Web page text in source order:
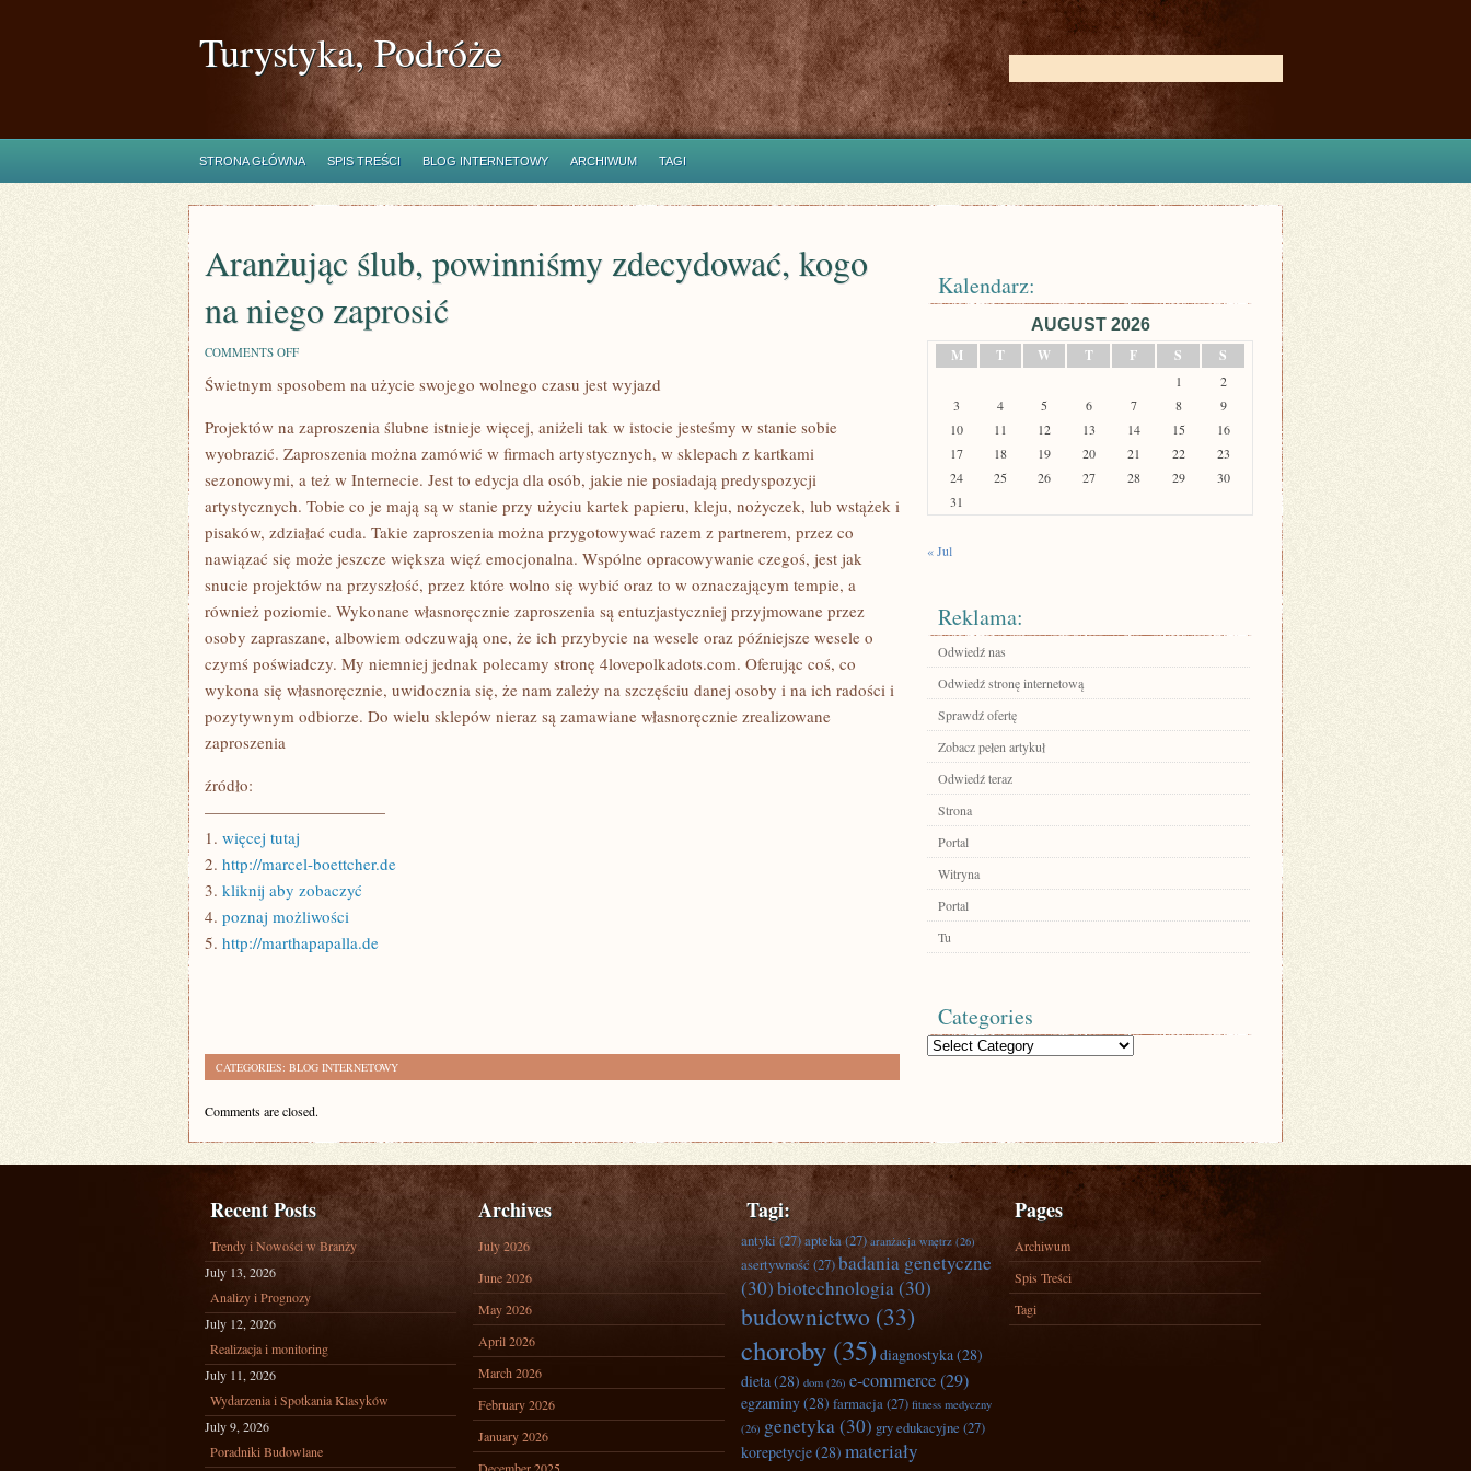
Turystyka, Podróże
STRONA GŁÓWNA SPIS TREŚCI BLOG INTERNETOWY ARCHIWUM TAGI
Aranżując ślub, powinniśmy zdecydować, kogo
na niego zaprosić
COMMENTS OFFON
ŚLUB,
KOGO
NA
NIEGO
ZAPROSIĆ
Świetnym sposobem na użycie swojego wolnego czasu jest wyjazd
Projektów na zaproszenia ślubne istnieje więcej, aniżeli tak w istocie jesteśmy w stanie sobie
wyobrazić. Zaproszenia można zamówić w firmach artystycznych, w sklepach z kartkami
sezonowymi, a też w Internecie. Jest to edycja dla osób, jakie nie posiadają predyspozycji
artystycznych. Tobie co je mają są w stanie przy użyciu kartek papieru, kleju, nożyczek, lub wstążek i
pisaków, zdziałać cuda. Takie zaproszenia można przygotowywać razem z partnerem, przez co
nawiązać się może jeszcze większa więź emocjonalna. Wspólne opracowywanie czegoś, jest jak
snucie projektów na przyszłość, przez które wolno się wybić oraz to w oznaczającym tempie, a
również poziomie. Wykonane własnoręcznie zaproszenia są entuzjastyczniej przyjmowane przez
osoby zapraszane, albowiem odczuwają one, że ich przybycie na wesele oraz późniejsze wesele o
czymś poświadczy. My niemniej jednak polecamy stronę 4lovepolkadots.com. Oferując coś, co
wykona się własnoręcznie, uwidocznia się, że nam zależy na szczęściu danej osoby i na ich radości i
pozytywnym odbiorze. Do wielu sklepów nieraz są zamawiane własnoręcznie zrealizowane
zaproszenia
źródło:
———————————
1. więcej tutaj
2. http://marcel-boettcher.de
3. kliknij aby zobaczyć
4. poznaj możliwości
5. http://marthapapalla.de
CATEGORIES: BLOG INTERNETOWY
Comments are closed.
Kalendarz:
AUGUST 2026
M
T W T F S S
1
2
3
4 5 6 7 8
9
10
11 12 13 14 15
16
17
18 19 20 21 22
23
24
25 26 27 28 29
30
31
« Jul
Reklama:
Odwiedź nas
Odwiedź stronę internetową
Sprawdź ofertę
Zobacz pełen artykuł
Odwiedź teraz
Strona
Portal
Witryna
Portal
Tu
Categories
Categories
Recent Posts
Trendy i Nowości w Branży
July 13, 2026
Analizy i Prognozy
July 12, 2026
Realizacja i monitoring
July 11, 2026
Wydarzenia i Spotkania Klasyków
July 9, 2026
Poradniki Budowlane
Archives
July 2026
June 2026
May 2026
April 2026
March 2026
February 2026
January 2026
Tagi:
antyki(27)apteka(27) aranżacja wnętrz (26)
asertywność (27)badania genetyczne
(30)biotechnologia(30)
budownictwo (33)
choroby (35) diagnostyka(28)
dieta(28) dom (26) e-commerce(29)
egzaminy(28) farmacja(27) fitness medyczny
(26) genetyka(30) gry edukacyjne (27)
korepetycje(28) materiały
Pages
Archiwum
Spis Treści
Tagi